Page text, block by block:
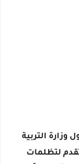
التربية
لتظلمات